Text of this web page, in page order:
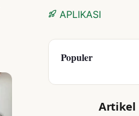
APLIKASI
Populer
Artikel